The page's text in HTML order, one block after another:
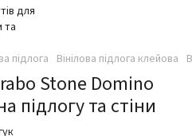
підлога Вінілова підлога клейова
Stone Domino
підлогу та стіни